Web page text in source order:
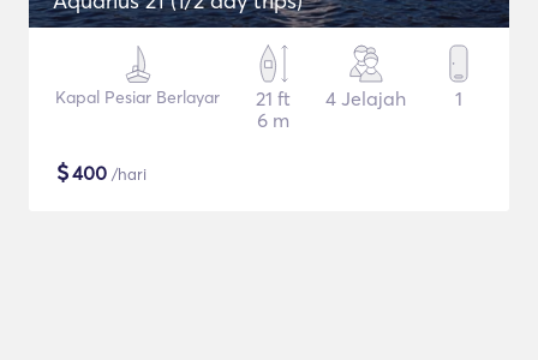
Kapal Pesiar Berlayar
21 ft
6 m
4 Jelajah 1
$400 /hari